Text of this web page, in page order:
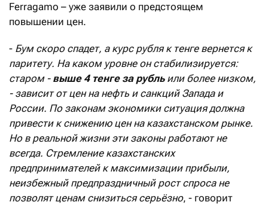
Ferragamo – уже заявили о предстоящем
повышении цен.
- Бум скоро спадет, а курс рубля к тенге вернется к
паритету. На каком уровне он стабилизируется:
старом - выше 4 тенге за рубльили более низком,
- зависит от цен на нефть и санкций Запада и
России. По законам экономики ситуация должна
привести к снижению цен на казахстанском рынке.
Но в реальной жизни эти законы работают не
всегда. Стремление казахстанских
предпринимателей к максимизации прибыли,
неизбежный предпраздничный рост спроса не
позволят ценам снизиться серьёзно, - говорит